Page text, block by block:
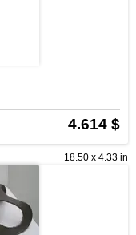
4.614 $
18.50 x 4.33 in